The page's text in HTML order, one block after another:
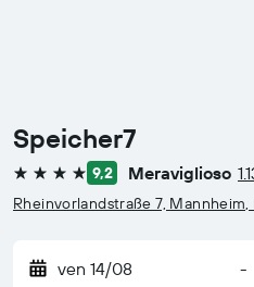
Speicher7
4 stelle 9,2 Meraviglioso
Rheinvorlandstraße 7,
ven 14/08 -